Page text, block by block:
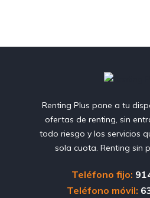
Renting Plus pone a tu
ofertas de renting, sin
todo riesgo y los servicios
sola cuota. Renting sin
Teléfono fijo:
Teléfono móvil: